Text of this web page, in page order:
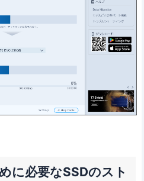
に必要なSSDのスト